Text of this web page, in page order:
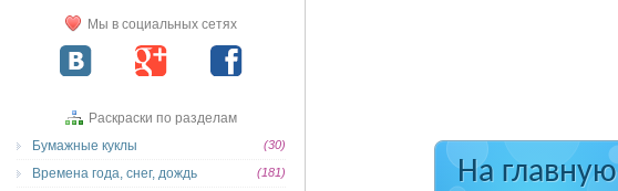
На главную
Мы в социальных сетях
Раскраски по разделам
Бумажные куклы
(30)
Времена года, снег, дождь (181)